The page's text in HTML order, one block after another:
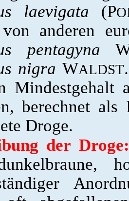
laevigata (P
von anderen
pentagyna
nigra WALDST
Mindestgehalt
berechnet
Droge.
der Droge: